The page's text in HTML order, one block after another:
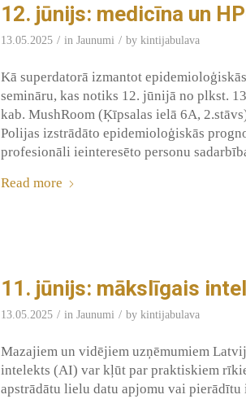
12. jūnijs: medicīna un
13.05.2025 / in Jaunumi / by kintijabulava
Kā superdatorā izmantot
semināru, kas notiks 12. jūnijā no plkst.
kab. MushRoom (Ķīpsalas ielā 6A,
Polijas izstrādāto epidemioloģiskās
profesionāli ieinteresēto personu
Read more
11. jūnijs: mākslīgais
13.05.2025 / in Jaunumi / by kintijabulava
Mazajiem un vidējiem uzņēmumiem
intelekts (AI) var kļūt par praktiskiem
apstrādātu lielu datu apjomu vai